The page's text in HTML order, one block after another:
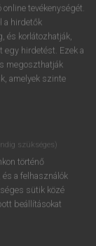
tevékenységét.
a hirdetők
és korlátozhatják,
egy hirdetést. Ezek a
megoszthatják
amelyek szinte
szükséges)
történő
a felhasználók
sütik közé
beállításokat